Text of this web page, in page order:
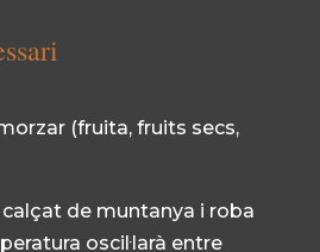
(fruita, fruits secs,
de muntanya i roba
oscil·larà entre